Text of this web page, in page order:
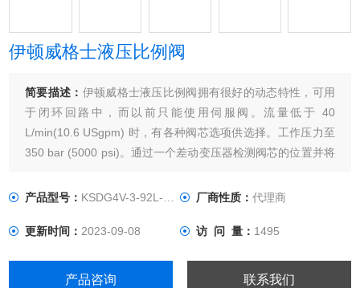
伊顿威格士液压比例阀
简要描述： 伊顿威格士液压比例阀拥有很好的动态特性，可用
于闭环回路中，而以前只能使用伺服阀。流量低于 40
L/min(10.6 USgpm) 时，有各种阀芯选项供选择。工作压力至
350 bar (5000 psi)。通过一个差动变压器检测阀芯的位置并将
产品型号： KSDG4V-3-92L-12-M-U1-H7 厂商性质： 代理商
更新时间：2023-09-08 访 问 量： 1495
产品咨询 联系我们